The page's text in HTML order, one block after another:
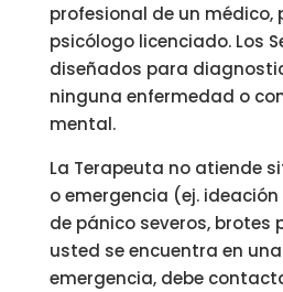
profesional de un médico,
psicólogo licenciado. Los
diseñados para
ninguna enfermedad o
mental.
La Terapeuta no atiende
o emergencia (ej.
de pánico severos, brotes
usted se encuentra en
emergencia, debe